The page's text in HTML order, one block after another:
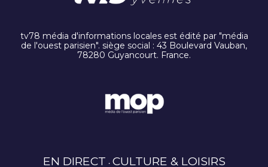
tv78 média d'informations locales est édité par "média
de l'ouest parisien". siège social : 43 Boulevard Vauban,
78280 Guyancourt. France.
EN DIRECT CULTURE & LOISIRS